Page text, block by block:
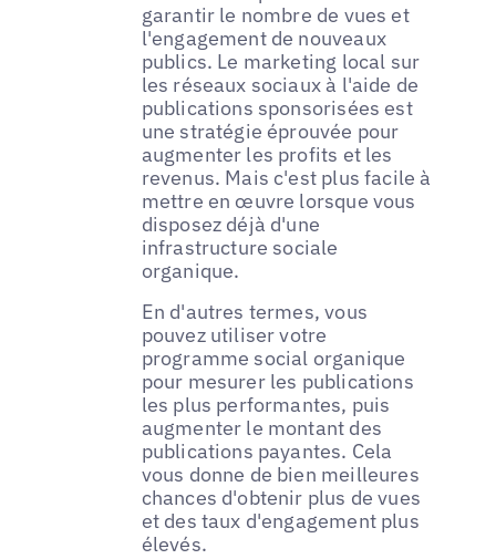
garantir le nombre de vues et
l'engagement de nouveaux
publics. Le marketing local sur
les réseaux sociaux à l'aide de
publications sponsorisées est
une stratégie éprouvée pour
augmenter les profits et les
revenus. Mais c'est plus facile à
mettre en œuvre lorsque vous
disposez déjà d'une
infrastructure sociale
organique.
En d'autres termes, vous
pouvez utiliser votre
programme social organique
pour mesurer les publications
les plus performantes, puis
augmenter le montant des
publications payantes. Cela
vous donne de bien meilleures
chances d'obtenir plus de vues
et des taux d'engagement plus
élevés.